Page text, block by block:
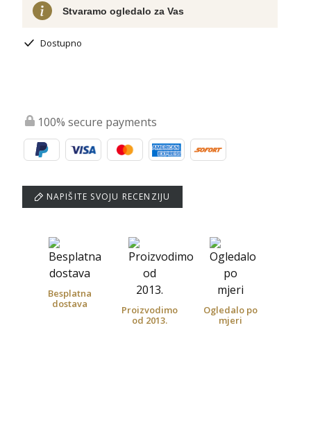
Stvaramo ogledalo za Vas
Dostupno
100% secure payments
NAPIŠITE SVOJU RECENZIJU
Besplatna
dostava
Proizvodimo
od 2013.
Ogledalo po
mjeri